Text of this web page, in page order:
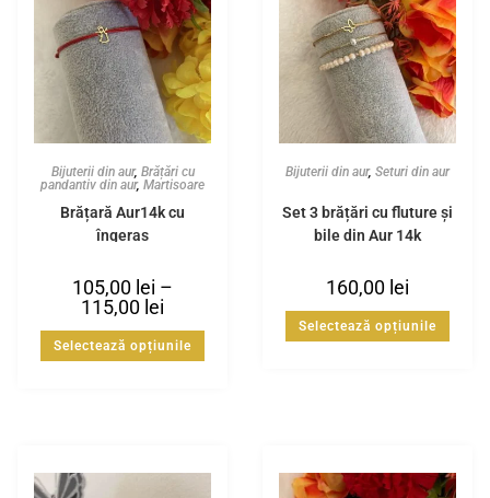
Bijuterii din aur, Brățări cu
pandantiv din aur, Martisoare
Brățară Aur14k cu
îngeraș
105,00 lei –
115,00 lei
Selectează opțiunile
Bijuterii din aur, Seturi din aur
Set 3 brățări cu fluture și
bile din Aur 14k
160,00 lei
Selectează opțiunile